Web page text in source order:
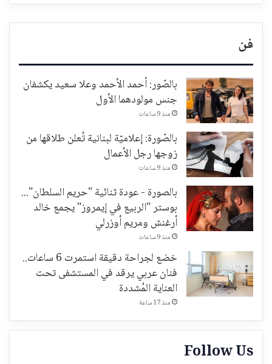
فن
بالصّور: أحمد الأحمد وعلا سعيد يكشفان
جنس مولودهما الأول
منذ 9 ساعات
بالصّورة: إعلاميّة لبنانية تُعلن طلاقها من
زوجها رجل الأعمال
منذ 9 ساعات
بالصورة - عودة ثنائية "حريم السلطان"...
بوستر "الربيع في إيمروز" يجمع خالد
أرغنش ومريم أوزرلي
منذ 9 ساعات
خضع لجراحة دقيقة استمرت 6 ساعات..
فنان عربي يرقد في المستشفى تحت
العناية المُشددة
منذ 17 ساعة
Follow Us